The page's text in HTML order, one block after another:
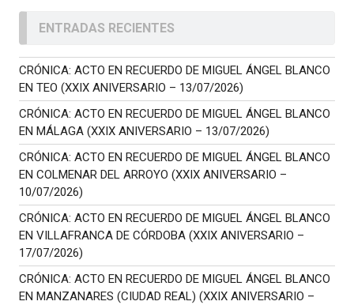
ENTRADAS RECIENTES
CRÓNICA: ACTO EN RECUERDO DE MIGUEL ÁNGEL BLANCO
EN TEO (XXIX ANIVERSARIO – 13/07/2026)
CRÓNICA: ACTO EN RECUERDO DE MIGUEL ÁNGEL BLANCO
EN MÁLAGA (XXIX ANIVERSARIO – 13/07/2026)
CRÓNICA: ACTO EN RECUERDO DE MIGUEL ÁNGEL BLANCO
EN COLMENAR DEL ARROYO (XXIX ANIVERSARIO –
10/07/2026)
CRÓNICA: ACTO EN RECUERDO DE MIGUEL ÁNGEL BLANCO
EN VILLAFRANCA DE CÓRDOBA (XXIX ANIVERSARIO –
17/07/2026)
CRÓNICA: ACTO EN RECUERDO DE MIGUEL ÁNGEL BLANCO
EN MANZANARES (CIUDAD REAL) (XXIX ANIVERSARIO –